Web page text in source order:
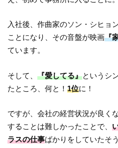
入社後、作曲家のソン・シヒョ
ことになり、その音盤が映画『
ています。
そして、『愛してる』というシ
たところ、何と！1位に！
ですが、会社の経営状況が良く
することは難しかったことで、
ラスの仕事ばかりをしていたそ